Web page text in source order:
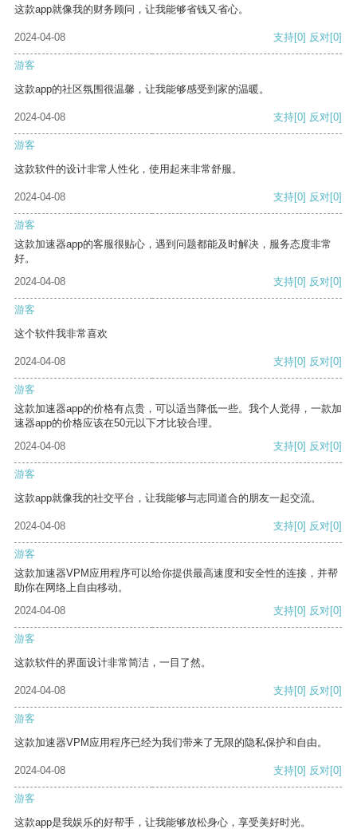
这款app就像我的财务顾问，让我能够省钱又省心。
2024-04-08 支持[0] 反对[0]
游客
这款app的社区氛围很温馨，让我能够感受到家的温暖。
2024-04-08 支持[0] 反对[0]
游客
这款软件的设计非常人性化，使用起来非常舒服。
2024-04-08 支持[0] 反对[0]
游客
这款加速器app的客服很贴心，遇到问题都能及时解决，服务态度非常
好。
2024-04-08
支持[0] 反对[0]
游客
这个软件我非常喜欢
2024-04-08 支持[0] 反对[0]
游客
这款加速器app的价格有点贵，可以适当降低一些。我个人觉得，一款加
速器app的价格应该在50元以下才比较合理。
2024-04-08
支持[0] 反对[0]
游客
这款app就像我的社交平台，让我能够与志同道合的朋友一起交流。
2024-04-08 支持[0] 反对[0]
游客
这款加速器VPM应用程序可以给你提供最高速度和安全性的连接，并帮
助你在网络上自由移动。
2024-04-08
支持[0] 反对[0]
游客
这款软件的界面设计非常简洁，一目了然。
2024-04-08 支持[0] 反对[0]
游客
这款加速器VPM应用程序已经为我们带来了无限的隐私保护和自由。
2024-04-08 支持[0] 反对[0]
游客
这款app是我娱乐的好帮手，让我能够放松身心，享受美好时光。